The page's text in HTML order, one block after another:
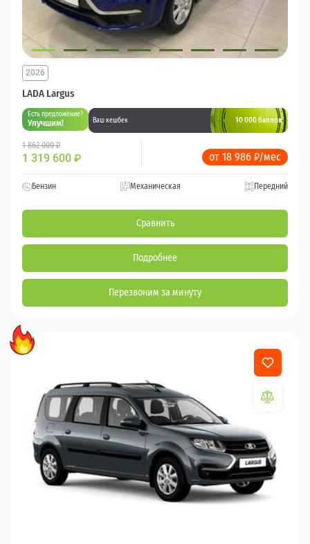
LADA Largus
2026
Есть предложение?
Улучшим! Ваш кешбек 10 000 баллов
1 862 000 ₽
1 319 600 ₽ от 18 986 ₽/мес
Бензин Механическая Передний
Сравнить
Подробнее
Перезвоним за минуту